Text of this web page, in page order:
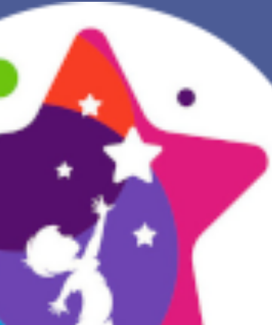
NOVA INTERPRETAÇÃO DOS SONHOS
DIÁRIO DOS SEUS SONHOS (0)
DICIONÁRIO DE SÍMBOLOS DOS SONHOS
COLEÇÃO SONHOS
ESTATÍSTICAS DE SONHOS
COMPRE O BANCO DE DADOS DOS SONHOS$
PERGUNTAS FREQUENTES
INTERPRETAÇÃO PESSOAL DOS SONHOS
SOBRE NÓS